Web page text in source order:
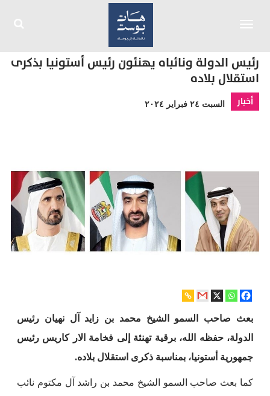
رئيس الدولة ونائباه يهنئون رئيس أستونيا بذكرى
استقلال بلاده
أخبار السبت ٢٤ فبراير ٢٠٢٤
بعث صاحب السمو الشيخ محمد بن زايد آل نهيان رئيس
الدولة، حفظه الله، برقية تهنئة إلى فخامة الار كاريس رئيس
جمهورية أستونيا، بمناسبة ذكرى استقلال بلاده.
كما بعث صاحب السمو الشيخ محمد بن راشد آل مكتوم نائب